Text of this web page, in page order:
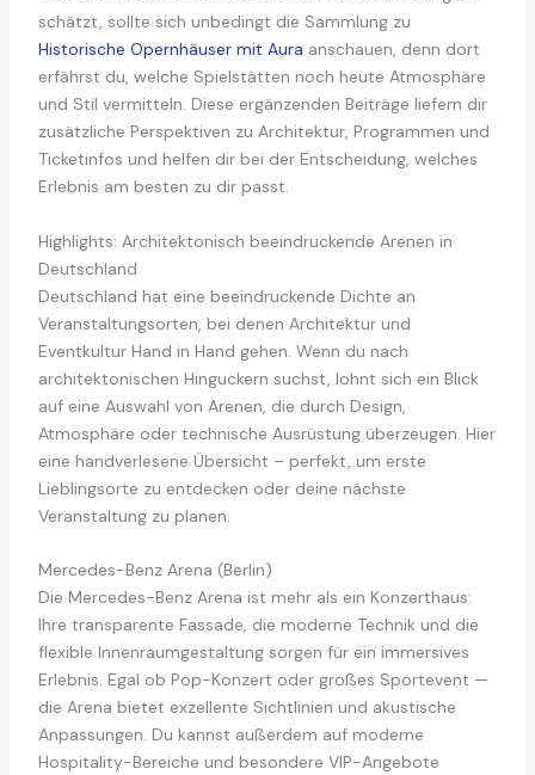
schätzt, sollte sich unbedingt die Sammlung zu
Historische Opernhäuser mit Aura anschauen, denn dort
erfährst du, welche Spielstätten noch heute Atmosphäre
und Stil vermitteln. Diese ergänzenden Beiträge liefern dir
zusätzliche Perspektiven zu Architektur, Programmen und
Ticketinfos und helfen dir bei der Entscheidung, welches
Erlebnis am besten zu dir passt.
Highlights: Architektonisch beeindruckende Arenen in
Deutschland
Deutschland hat eine beeindruckende Dichte an
Veranstaltungsorten, bei denen Architektur und
Eventkultur Hand in Hand gehen. Wenn du nach
architektonischen Hinguckern suchst, lohnt sich ein Blick
auf eine Auswahl von Arenen, die durch Design,
Atmosphäre oder technische Ausrüstung überzeugen. Hier
eine handverlesene Übersicht – perfekt, um erste
Lieblingsorte zu entdecken oder deine nächste
Veranstaltung zu planen.
Mercedes-Benz Arena (Berlin)
Die Mercedes-Benz Arena ist mehr als ein Konzerthaus:
Ihre transparente Fassade, die moderne Technik und die
flexible Innenraumgestaltung sorgen für ein immersives
Erlebnis. Egal ob Pop-Konzert oder großes Sportevent —
die Arena bietet exzellente Sichtlinien und akustische
Anpassungen. Du kannst außerdem auf moderne
Hospitality-Bereiche und besondere VIP-Angebote